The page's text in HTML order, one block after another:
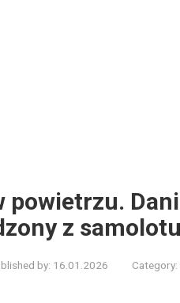
powietrzu.
z
by: 16.01.2026 Category: